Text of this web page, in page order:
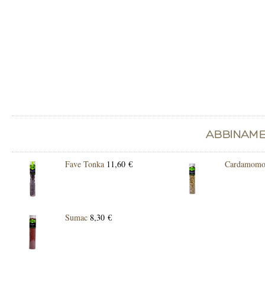
Fave Tonka 11,60 €
Sumac 8,30 €